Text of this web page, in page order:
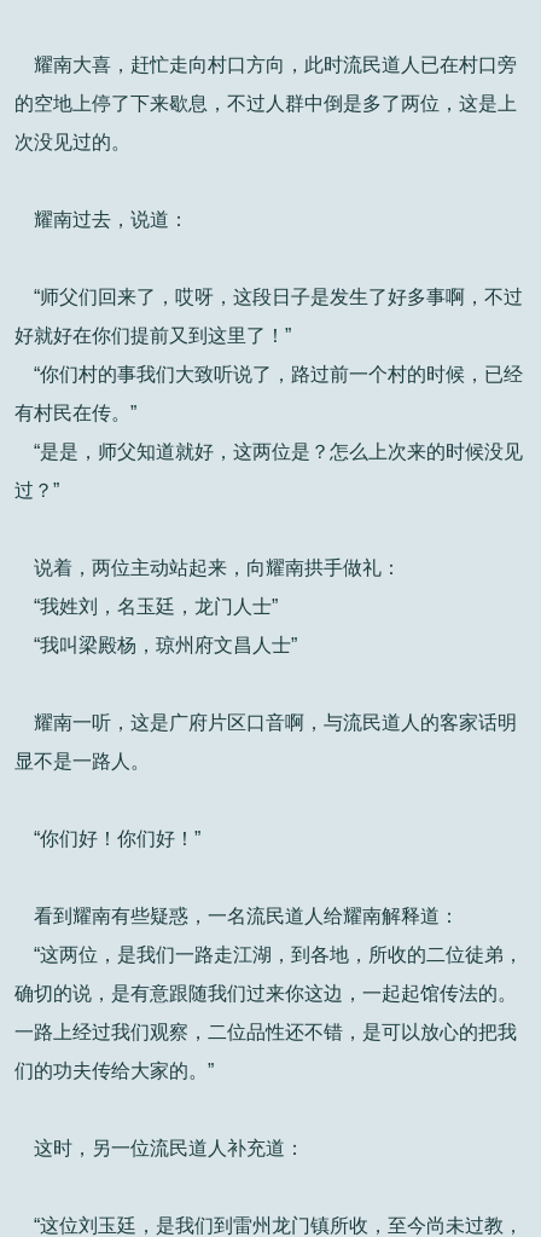
耀南大喜，赶忙走向村口方向，此时流民道人已在村口旁
的空地上停了下来歇息，不过人群中倒是多了两位，这是上
次没见过的。
耀南过去，说道：
“师父们回来了，哎呀，这段日子是发生了好多事啊，不过
好就好在你们提前又到这里了！”
“你们村的事我们大致听说了，路过前一个村的时候，已经
有村民在传。”
“是是，师父知道就好，这两位是？怎么上次来的时候没见
过？”
说着，两位主动站起来，向耀南拱手做礼：
“我姓刘，名玉廷，龙门人士”
“我叫梁殿杨，琼州府文昌人士”
耀南一听，这是广府片区口音啊，与流民道人的客家话明
显不是一路人。
“你们好！你们好！”
看到耀南有些疑惑，一名流民道人给耀南解释道：
“这两位，是我们一路走江湖，到各地，所收的二位徒弟，
确切的说，是有意跟随我们过来你这边，一起起馆传法的。
一路上经过我们观察，二位品性还不错，是可以放心的把我
们的功夫传给大家的。”
这时，另一位流民道人补充道：
“这位刘玉廷，是我们到雷州龙门镇所收，至今尚未过教，